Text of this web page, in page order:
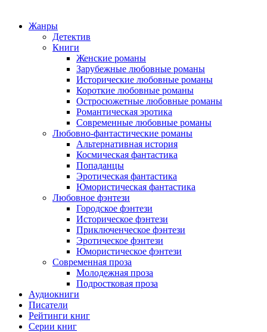
Жанры
Детектив
Книги
Женские романы
Зарубежные любовные романы
Исторические любовные романы
Короткие любовные романы
Остросюжетные любовные романы
Романтическая эротика
Современные любовные романы
Любовно-фантастические романы
Альтернативная история
Космическая фантастика
Попаданцы
Эротическая фантастика
Юмористическая фантастика
Любовное фэнтези
Городское фэнтези
Историческое фэнтези
Приключенческое фэнтези
Эротическое фэнтези
Юмористическое фэнтези
Современная проза
Молодежная проза
Подростковая проза
Аудиокниги
Писатели
Рейтинги книг
Серии книг